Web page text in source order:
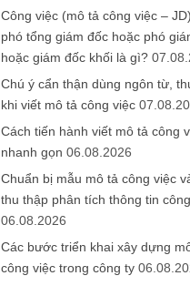
Công việc (mô tả công việc –
phó tổng giám đốc hoặc phó
hoặc giám đốc khối là gì?
Chú ý cẩn thận dùng ngôn từ,
khi viết mô tả công việc
Cách tiến hành viết mô tả công
nhanh gọn 06.08.2026
Chuẩn bị mẫu mô tả công việc
thu thập phân tích thông tin
06.08.2026
Các bước triển khai xây dựng
công việc trong công ty